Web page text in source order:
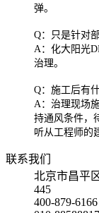
弹。
Q：只是针对
A：化大阳光
治理。
Q：施工后有
A：治理现场
持通风条件，
听从工程师的
联系我们
北京市昌平
445
400-879-6166